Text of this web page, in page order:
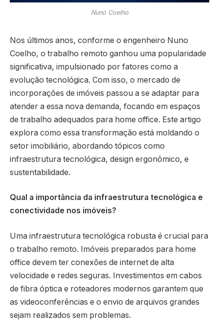
Nuno Coelho
Nos últimos anos, conforme o engenheiro Nuno
Coelho, o trabalho remoto ganhou uma popularidade
significativa, impulsionado por fatores como a
evolução tecnológica. Com isso, o mercado de
incorporações de imóveis passou a se adaptar para
atender a essa nova demanda, focando em espaços
de trabalho adequados para home office. Este artigo
explora como essa transformação está moldando o
setor imobiliário, abordando tópicos como
infraestrutura tecnológica, design ergonômico, e
sustentabilidade.
Qual a importância da infraestrutura tecnológica e
conectividade nos imóveis?
Uma infraestrutura tecnológica robusta é crucial para
o trabalho remoto. Imóveis preparados para home
office devem ter conexões de internet de alta
velocidade e redes seguras. Investimentos em cabos
de fibra óptica e roteadores modernos garantem que
as videoconferências e o envio de arquivos grandes
sejam realizados sem problemas.